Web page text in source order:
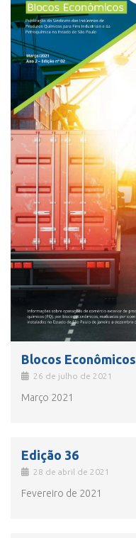
Blocos Econômicos
26 de julho de 2021
Março 2021
Edição 36
28 de abril de 2021
Fevereiro de 2021